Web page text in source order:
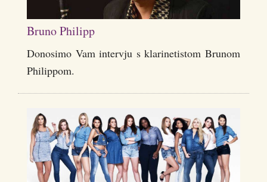
Bruno Philipp
Donosimo Vam intervju s klarinetistom Brunom
Philippom.